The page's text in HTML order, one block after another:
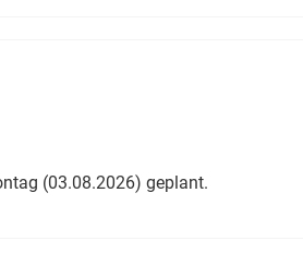
(03.08.2026) geplant.